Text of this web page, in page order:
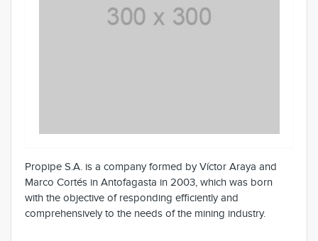
Propipe S.A. is a company formed by Víctor Araya and
Marco Cortés in Antofagasta in 2003, which was born
with the objective of responding efficiently and
comprehensively to the needs of the mining industry.